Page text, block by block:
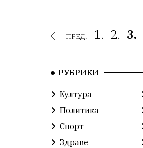
ПРЕД. 1. 2. 3.
РУБРИКИ
Култура
Политика
Спорт
Здраве